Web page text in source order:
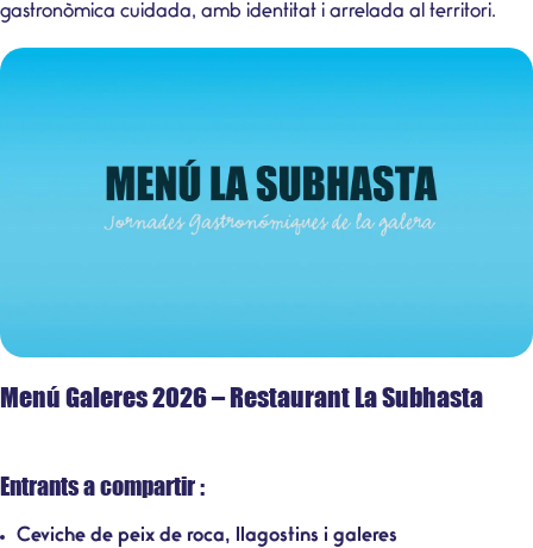
gastronòmica cuidada, amb identitat i arrelada al territori.
Menú Galeres 2026 – Restaurant La Subhasta
Entrants a compartir :
Ceviche de peix de roca, llagostins i galeres